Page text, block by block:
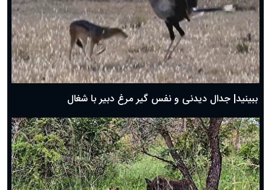
دعای روز سوم ماه مبارک رمضان؛ ۱۴ اسفند ۱۴۰۴
دعای روز دوم ماه مبارک رمضان ۱ اسفند ماه ۱۴۰۴
دعای روز اول ماه مبارک رمضان، ۳۰ بهمن ۱۴۰۴
حضرت زینب(س) چگونه از دنیا رفت؟
بهترین پیامک تبریک روز پدر ۱۴۰۴؛ جملات زیبا و صمیمانه
ببینید| جدال دیدنی و نفس گیر مرغ دبیر با شغال